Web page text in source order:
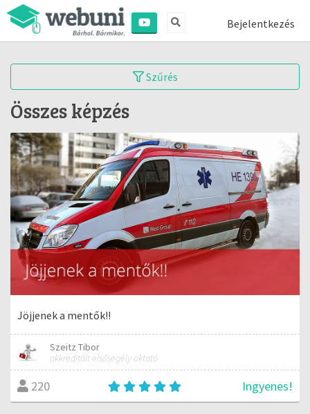
Bejelentkezés
Szűrés
Összes képzés
Jöjjenek a mentők!!
Szeitz Tibor
akkreditált elsősegély oktató
220 Ingyenes!